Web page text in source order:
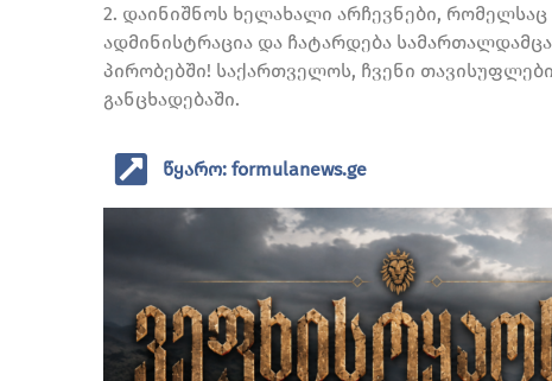
2. დაინიშნოს ხელახალი არჩევნები,
ადმინისტრაცია და ჩატარდება
პირობებში! საქართველოს, ჩვენი
განცხადებაში.
წყარო: formulanews.ge